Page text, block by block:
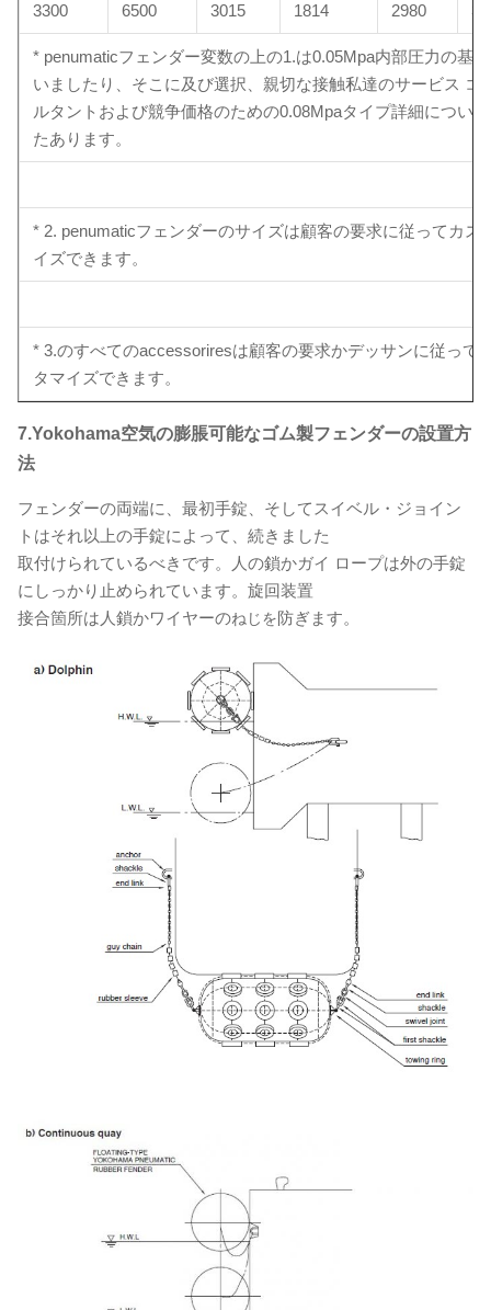
3300 6500 3015 1814 2980
* penumaticフェンダー変数の上の1.は0.05Mpa内部圧力の基
いましたり、そこに及び選択、親切な接触私達のサービス コ
ルタントおよび競争価格のための0.08Mpaタイプ詳細につい
たあります。
* 2. penumaticフェンダーのサイズは顧客の要求に従ってカス
イズできます。
* 3.のすべてのaccessoriresは顧客の要求かデッサンに従って
タマイズできます。
7.Yokohama空気の膨脹可能なゴム製フェンダーの設置方
法
フェンダーの両端に、最初手錠、そしてスイベル・ジョイン
トはそれ以上の手錠によって、続きました
取付けられているべきです。人の鎖かガイ ロープは外の手錠
にしっかり止められています。旋回装置
接合箇所は人鎖かワイヤーのねじを防ぎます。